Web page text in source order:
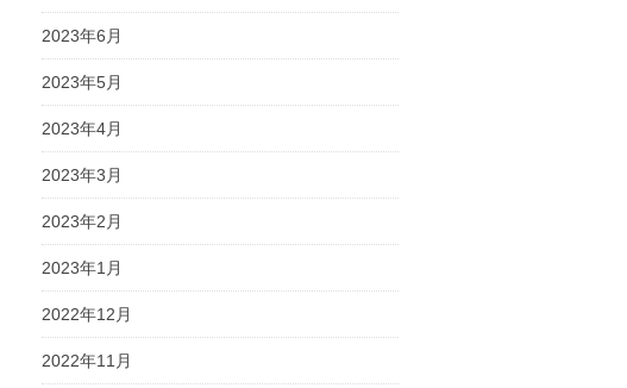
2023年6月
2023年5月
2023年4月
2023年3月
2023年2月
2023年1月
2022年12月
2022年11月